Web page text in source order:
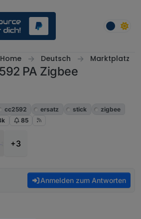
Deutsch Marktplatz
PA Zigbee
cc2592 ersatz stick
zigbee
85
+3
Anmelden zum Antworten